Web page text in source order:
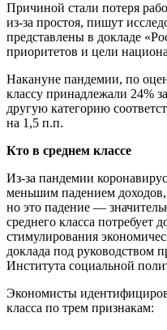
Причиной стали потеря
из-за простоя, пишут
представлены в докладе
приоритетов и цели
Накануне пандемии, по
классу принадлежали 24%
другую категорию
на 1,5 п.п.
Кто в среднем классе
Из-за пандемии
меньшим падением доходов,
но это падение —
среднего класса потребует
стимулирования
доклада под руководством
Института социальной
Экономисты
класса по трем признакам: